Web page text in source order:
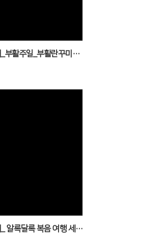
[유아부 story] 예배 스케치_부활주일_부활란꾸미기 0405
[유아부 story] 예배 스케치_ 알록달록 복음 여행 세번째, 예수님 십자가 사랑 260315